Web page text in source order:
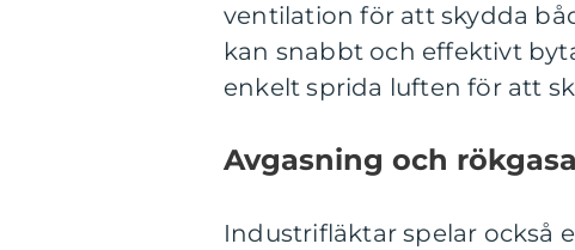
ventilation för att skydda
kan snabbt och effektivt
enkelt sprida luften för att
Avgasning och
Industrifläktar spelar också